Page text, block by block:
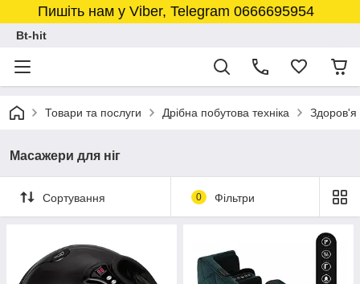
Пишіть нам у Viber, Telegram 0666695954
Bt-hit
Товари та послуги Дрібна побутова техніка Здоров'я
Масажери для ніг
Сортування 0 Фільтри